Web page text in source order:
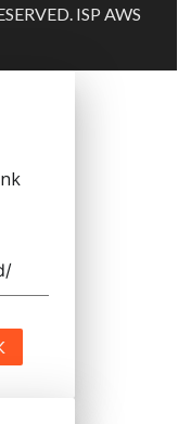
ISP AWS